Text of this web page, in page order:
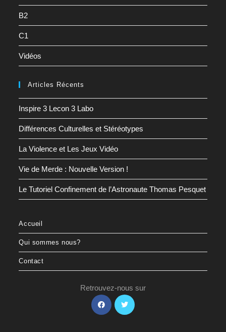
B2
C1
Vidéos
Articles Récents
Inspire 3 Lecon 3 Labo
Différences Culturelles et Stéréotypes
La Violence et Les Jeux Vidéo
Vie de Merde : Nouvelle Version !
Le Tutoriel Confinement de l’Astronaute Thomas Pesquet
Accueil
Qui sommes nous?
Contact
Retrouvez-nous sur
S’ouvre
dans
S’ouvre